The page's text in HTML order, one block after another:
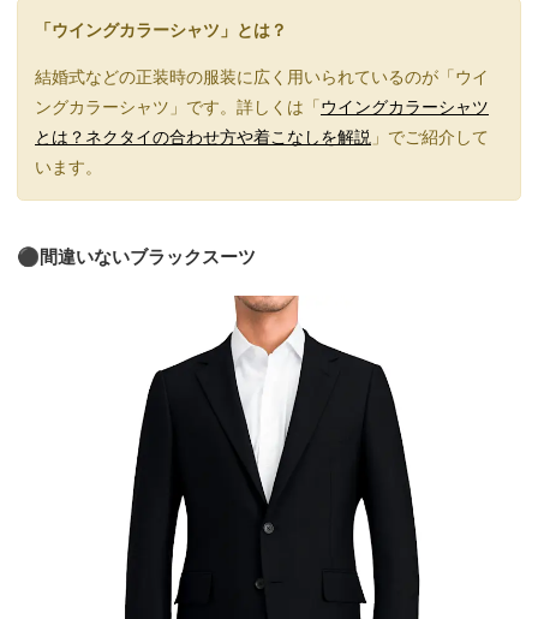
「ウイングカラーシャツ」とは？
結婚式などの正装時の服装に広く用いられているのが「ウイ
ングカラーシャツ」です。詳しくは「ウイングカラーシャツ
とは？ネクタイの合わせ方や着こなしを解説 」でご紹介して
います。
⚫︎間違いないブラックスーツ